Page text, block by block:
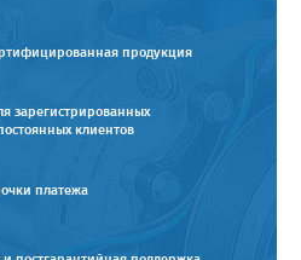
продукция
зарегистрированных
клиентов
платежа